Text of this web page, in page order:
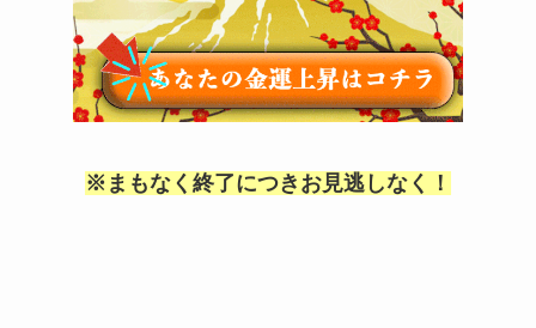
※まもなく終了につきお見逃しなく！